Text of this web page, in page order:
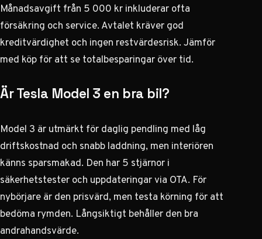
Månadsavgift från 5 000 kr inkluderar ofta
försäkring och service. Avtalet kräver god
kreditvärdighet och ingen restvärdesrisk. Jämför
med köp för att se totalbesparingar över tid.
Är Tesla Model 3 en bra bil?
Model 3 är utmärkt för daglig pendling med låg
driftskostnad och snabb laddning, men interiören
känns sparsmakad. Den har 5 stjärnor i
säkerhetstester och uppdateringar via OTA. För
nybörjare är den prisvärd, men testa körning för att
bedöma rymden. Långsiktigt behåller den bra
andrahandsvärde.